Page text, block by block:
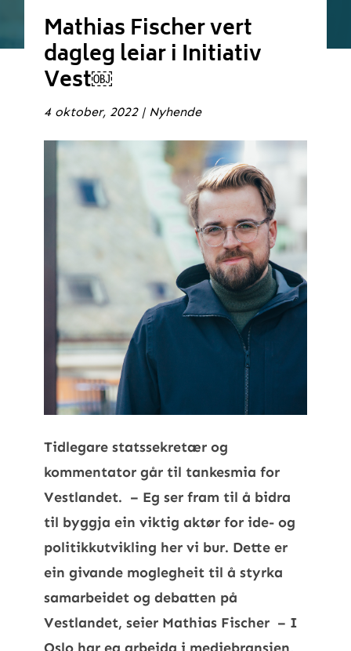
Mathias Fischer vert
dagleg leiar i Initiativ
Vest￼
4 oktober, 2022| Nyhende
Tidlegare statssekretær og
kommentator går til tankesmia for
Vestlandet. – Eg ser fram til å bidra
til byggja ein viktig aktør for ide- og
politikkutvikling her vi bur. Dette er
ein givande moglegheit til å styrka
samarbeidet og debatten på
Vestlandet, seier Mathias Fischer – I